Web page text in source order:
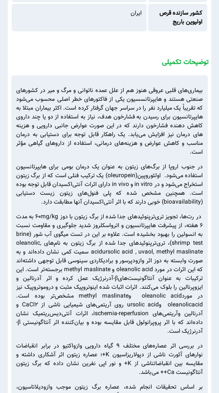
کشور سازنده قرص
اولیوین باریج
ایران
توضیحات تکمیلی
بیماری‌های قلبی عروقی هنوز هم از علل عمده ناتوانی و مرگ و میر در کشورهای
صنعتی هستند و هایپرتانسسیون یکی از فاکتورهای خطر اصلی محسوب می‌شود
که تقریباً یک میلیارد نفر را در سراسر جهان گرفتار کرده است. اکثر بیماران مبتلا به
هایپرتانسیون برای رسیدن به فشارخون هدف، نیاز به استفاده از دو یا چند داروی
کاهش دهنده فشارخون دارند که در این صورت عوارض جانبی دارویی و هزینه
های درمان نیز افزایش می‌یابد. یک راهکار قابل توجه برای دستیابی به درمان
مناسب و کاهش عوارض و هزینه‌های درمانی، استفاده از داروهای گیاهی مؤثر
است.
در جنوب اروپا از برگ‌های زیتون به عنوان یک درمان بومی برای هایپرتانسیون
استفاده می‌شود. اولئوروپین(oleuropein) یک ترکیب فنلی است که از برگ زیتون
استخراج می‌شود و در in vitro و in vivo دارای اثرات آنتی‌اکسیدان قابل توجه بوده
است. همچنین مشخص شده که پلی فنول‌های زیتون زیست دستیابی
(bioavailability) خوبی دارند که با اثر آنتی‌اکسیدان آنها مطابقت دارد.
در رت‌ها، تجویز تری‌ترپنوئیدهای جدا شده از برگ زیتون با دوز ۶۰mg/kg به مدت
۶ هفته، از پیشرفت هایپرتانسیون و اترواسکلروز شدید جلوگیری و مقاومت نسبت
به انسولین را بهبود بخشیده است. علاوه بر این در تست میگوی آب شور (brine
shrimp test)، تری‌ترپنوئیدهای جدا شده از برگ زیتون به نام‌های ,oleanolic
acidursolic acid , uvaol, methyl maslinate سمیت کمی نشان داده‌اند و به
صورت وابسته به دوز اثر وازودپرسور و برادیکاردی سینوسی قابل توجهی داشته‌اند
که این اثرات در مورد oleanolic acid و methyl maslinate برجسته‌تر است. این
ترکیبات به عنوان آنتاگونیست‌هایβ-آدرنرژیک عمل کرده و اثر آدرنالین و
ایزوپرنالین را بلوک می‌کنند. اثرات اثبات شده اینوتروپیک مثبت و دروموتروپیک نیز
در موردoleanolic acid وmethyl maslinate مشخص‌تر بوده است.
oleanolicacid وursolic acid روی آریتمی‌های شیمیایی ناشی از CaCl۲ و
آدرنالین وآریتمی‌های ischemia-reperfusion، اثرات آنتی‌دیس‌ریتمیک نشان
داده‌اند که با اثر پروپرانولول قابل مقایسه بوده و بیان‌کننده اثر آنتاگونیستی β-
آدرنرژیک است.
در بررسی اثر عصاره‌های مختلف ۹ گیاه دارویی وازواکتیو در برابر انقباضات
نوارهای آئورت ناشی از دپولاریزاسیون K+؛ عصاره زیتون اثر آشکاری داشته و
مقایسه بین انقباضاتناشی از K+ و نور اپی نفرین نشان داده که برگ زیتون
آنتاگونیست Ca++ می‌باشد.
بر اساس تحقیقات انجام شده، عصاره برگ زیتون موجب وازودیلاتاسیون،